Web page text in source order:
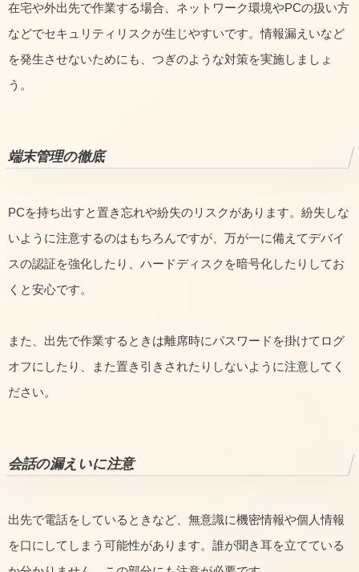
在宅や外出先で作業する場合、ネットワーク環境やPCの扱い方
などでセキュリティリスクが生じやすいです。情報漏えいなど
を発生させないためにも、つぎのような対策を実施しましょ
う。
端末管理の徹底
PCを持ち出すと置き忘れや紛失のリスクがあります。紛失しな
いように注意するのはもちろんですが、万が一に備えてデバイ
スの認証を強化したり、ハードディスクを暗号化したりしてお
くと安心です。
また、出先で作業するときは離席時にパスワードを掛けてログ
オフにしたり、また置き引きされたりしないように注意してく
ださい。
会話の漏えいに注意
出先で電話をしているときなど、無意識に機密情報や個人情報
を口にしてしまう可能性があります。誰が聞き耳を立てている